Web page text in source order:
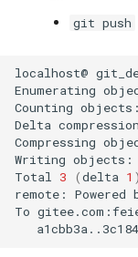
git push
localhost@
Enumerating
Counting objects:
Delta compression
Compressing
Writing objects:
Total 3 (delta 1 )
remote:
Powered
To